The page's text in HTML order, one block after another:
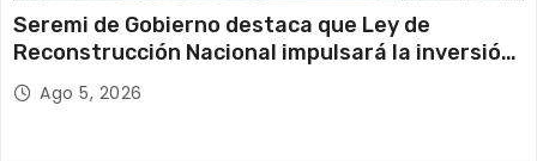
Seremi de Gobierno destaca que Ley de
Reconstrucción Nacional impulsará la inversión
y el empleo en Tarapacá
Ago 5, 2026